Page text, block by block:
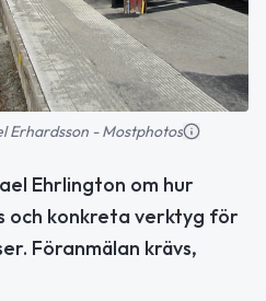
Erhardsson - Mostphotos
Ehrlington om hur
och konkreta verktyg för
Föranmälan krävs,